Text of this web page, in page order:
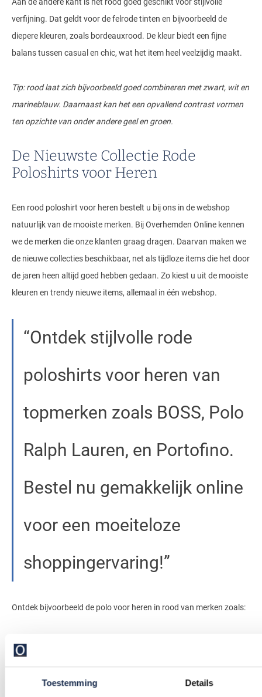
Toestemming Details
verfijning. Dat geldt voor de felrode tinten en bijvoorbeeld de
diepere kleuren, zoals bordeauxrood. De kleur biedt een fijne
balans tussen casual en chic, wat het item heel veelzijdig maakt.
Tip: rood laat zich bijvoorbeeld goed combineren met zwart, wit en
marineblauw. Daarnaast kan het een opvallend contrast vormen
ten opzichte van onder andere geel en groen.
De Nieuwste Collectie Rode
Poloshirts voor Heren
Een rood poloshirt voor heren bestelt u bij ons in de webshop
natuurlijk van de mooiste merken. Bij Overhemden Online kennen
we de merken die onze klanten graag dragen. Daarvan maken we
de nieuwe collecties beschikbaar, net als tijdloze items die het door
de jaren heen altijd goed hebben gedaan. Zo kiest u uit de mooiste
kleuren en trendy nieuwe items, allemaal in één webshop.
Ontdek stijlvolle rode
poloshirts voor heren van
topmerken zoals BOSS, Polo
Ralph Lauren, en Portofino.
Bestel nu gemakkelijk online
voor een moeiteloze
shoppingervaring!
Ontdek bijvoorbeeld de polo voor heren in rood van merken zoals:
BOSS
Het merk staat bekend om de hoogwaardige materialen en de